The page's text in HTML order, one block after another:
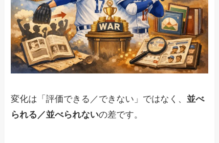
変化は「評価できる／できない」ではなく、 並べ
られる／並べられないの差です。